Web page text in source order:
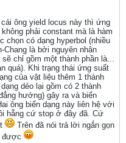
ông yield locus này thì ứng
phải constant mà là hàm
chọn có dạng hyperbol (nhiều
Chang là bởi nguyên nhân
chỉ gồm một thành phần là...
quá). Khi trạng thái ứng suất
của vật liệu thêm 1 thành
dẻo lại gồm có 2 thành
hướng) gây ra và biến
ông biến dạng này liên hệ với
hẵng cứ stop ở đây đã. Cứ
Trên đã nói trả lời ngắn gọn
được